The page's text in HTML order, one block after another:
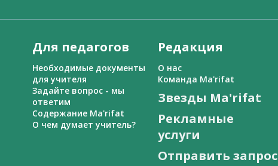
Для педагогов
Необходимые документы
для учителя
Задайте вопрос - мы
ответим
Содержание Ma'rifat
О чем думает учитель?
Редакция
О нас
Команда Ma'rifat
Звезды Ma'rifat
Рекламные
услуги
Отправить запрос